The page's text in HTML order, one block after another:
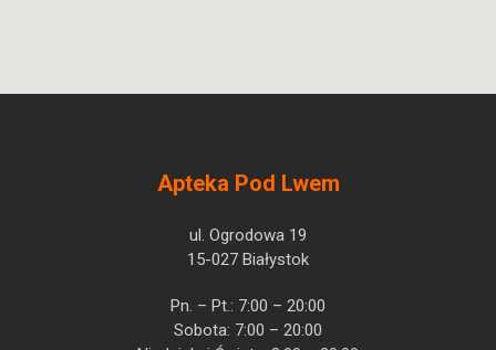
Apteka Pod Lwem
ul. Ogrodowa 19
15-027 Białystok
Pn. – Pt.: 7:00 – 20:00
Sobota: 7:00 – 20:00